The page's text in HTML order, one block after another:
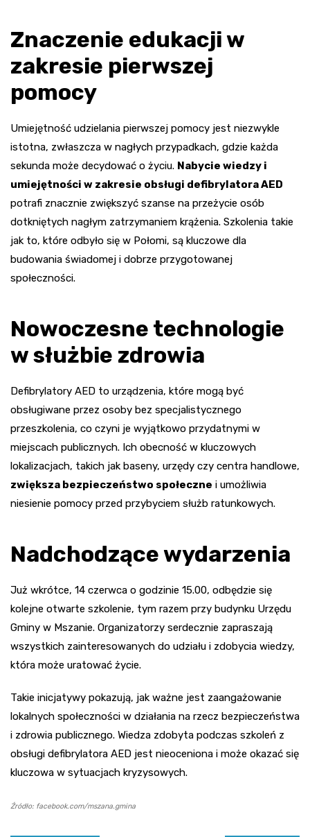
Znaczenie edukacji w
zakresie pierwszej
pomocy
Umiejętność udzielania pierwszej pomocy jest niezwykle
istotna, zwłaszcza w nagłych przypadkach, gdzie każda
sekunda może decydować o życiu. Nabycie wiedzy i
umiejętności w zakresie obsługi defibrylatora AED
potrafi znacznie zwiększyć szanse na przeżycie osób
dotkniętych nagłym zatrzymaniem krążenia. Szkolenia takie
jak to, które odbyło się w Połomi, są kluczowe dla
budowania świadomej i dobrze przygotowanej
społeczności.
Nowoczesne technologie
w służbie zdrowia
Defibrylatory AED to urządzenia, które mogą być
obsługiwane przez osoby bez specjalistycznego
przeszkolenia, co czyni je wyjątkowo przydatnymi w
miejscach publicznych. Ich obecność w kluczowych
lokalizacjach, takich jak baseny, urzędy czy centra handlowe,
zwiększa bezpieczeństwo społeczne i umożliwia
niesienie pomocy przed przybyciem służb ratunkowych.
Nadchodzące wydarzenia
Już wkrótce, 14 czerwca o godzinie 15.00, odbędzie się
kolejne otwarte szkolenie, tym razem przy budynku Urzędu
Gminy w Mszanie. Organizatorzy serdecznie zapraszają
wszystkich zainteresowanych do udziału i zdobycia wiedzy,
która może uratować życie.
Takie inicjatywy pokazują, jak ważne jest zaangażowanie
lokalnych społeczności w działania na rzecz bezpieczeństwa
i zdrowia publicznego. Wiedza zdobyta podczas szkoleń z
obsługi defibrylatora AED jest nieoceniona i może okazać się
kluczowa w sytuacjach kryzysowych.
Źródło: facebook.com/mszana.gmina